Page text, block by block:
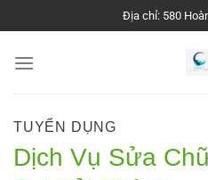
đến
nội
Địa chỉ: 580
TUYỂN DỤNG
Dịch Vụ Sửa